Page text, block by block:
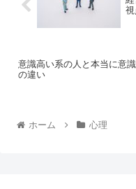
意識高い系の人と本当に意
の違い
ホーム 心理